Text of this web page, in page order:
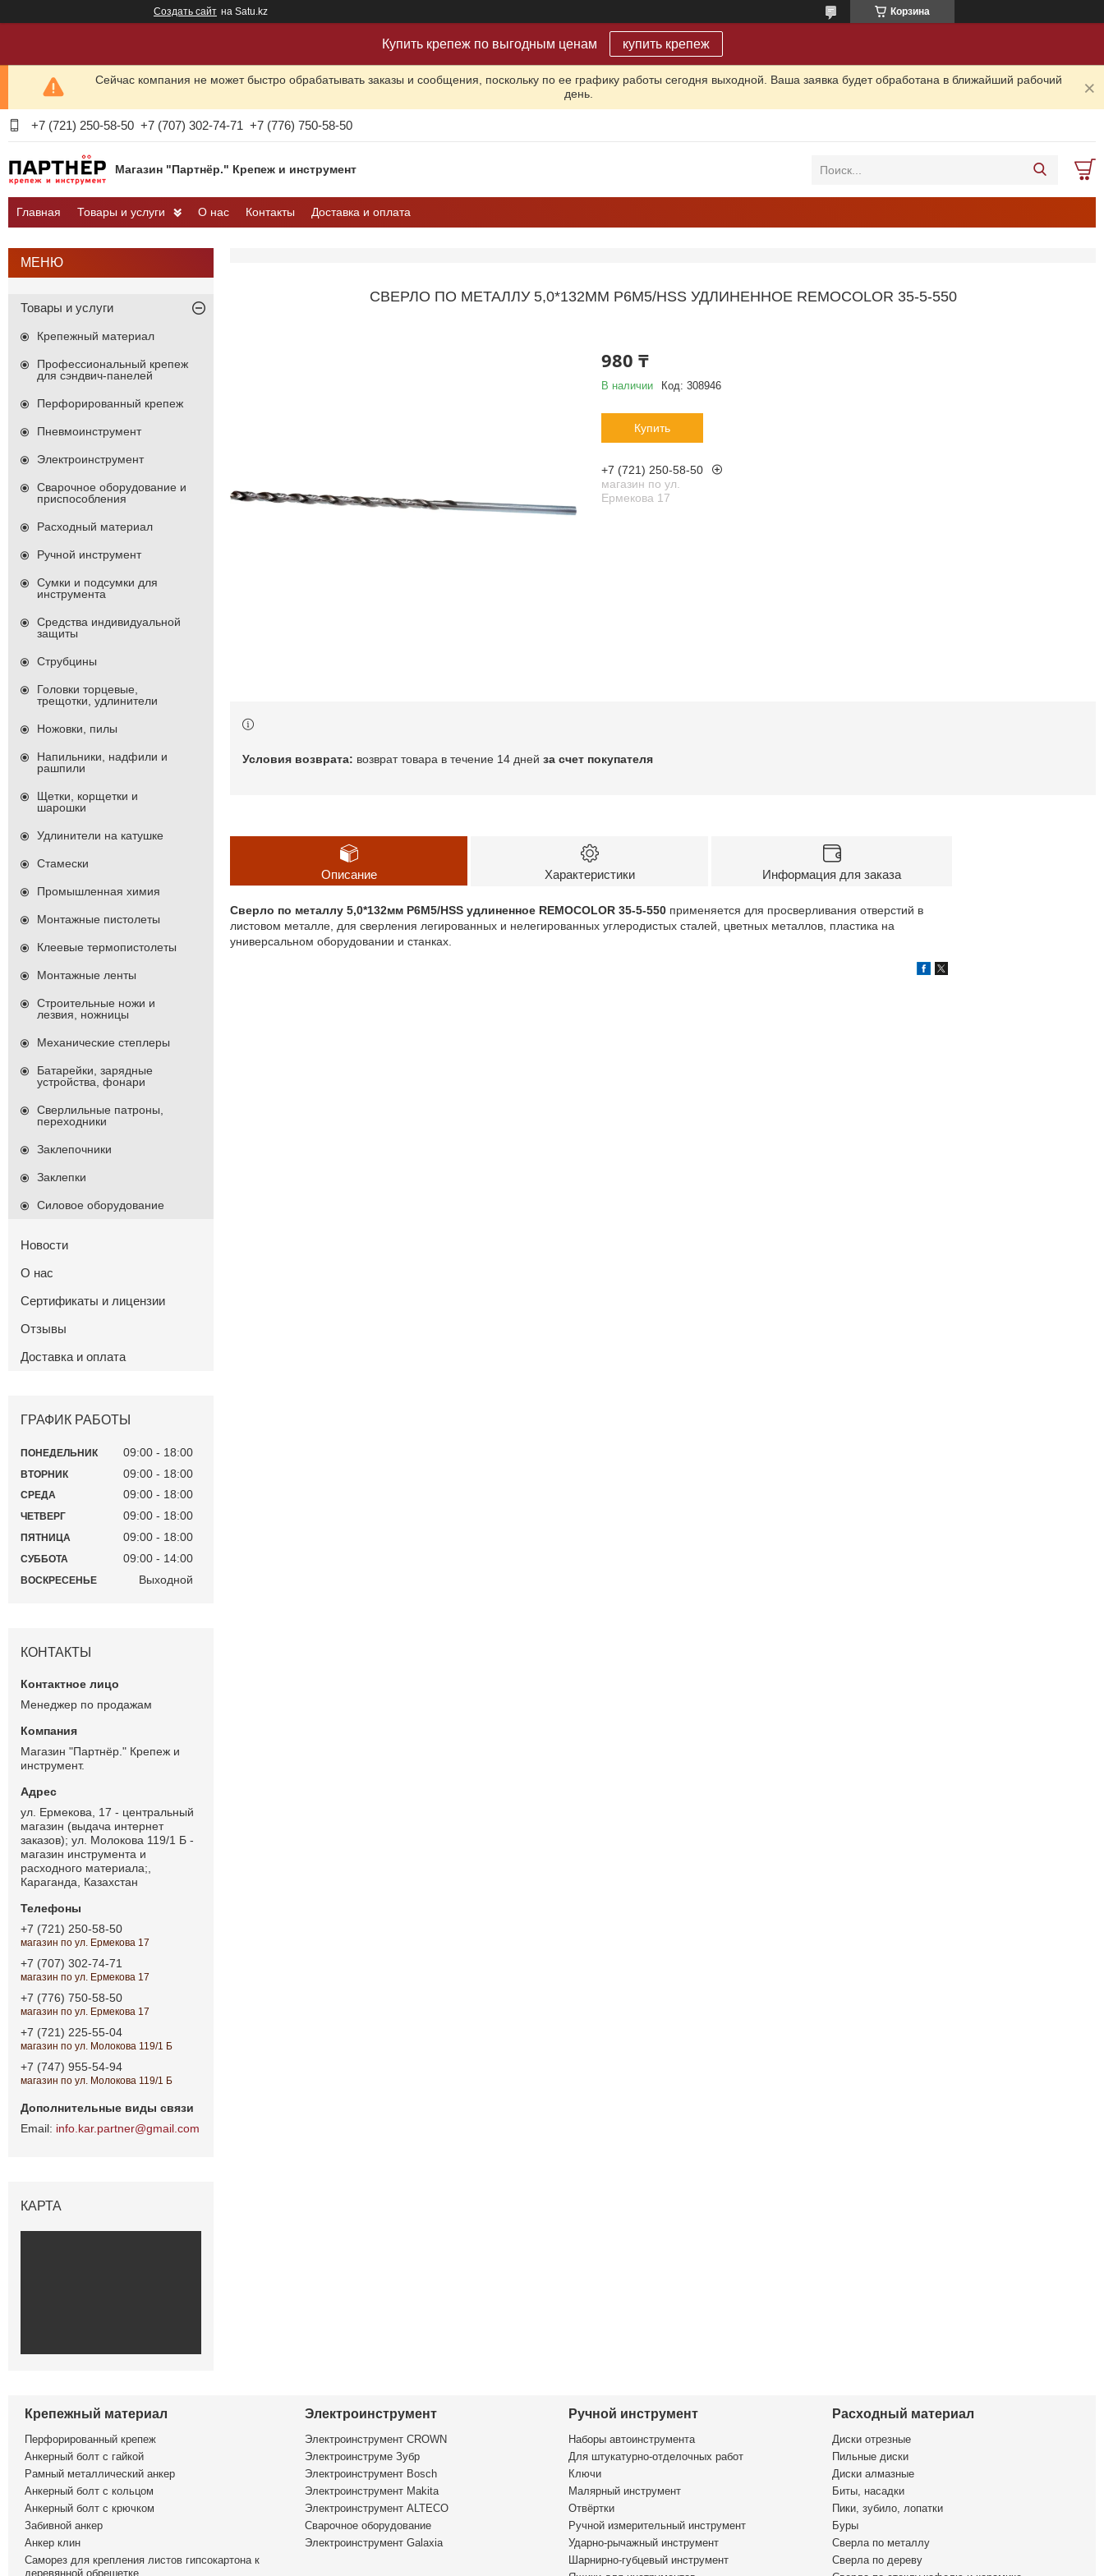
Создать сайт на Satu.kz Корзина
Купить крепеж по выгодным ценам купить крепеж
Сейчас компания не может быстро обрабатывать заказы и сообщения, поскольку по ее графику работы сегодня выходной. Ваша заявка будет обработана в ближайший рабочий
день.
+7 (721) 250-58-50 +7 (707) 302-74-71 +7 (776) 750-58-50
Магазин "Партнёр." Крепеж и инструмент
Главная Товары и услуги О нас Контакты Доставка и оплата
СВЕРЛО ПО МЕТАЛЛУ 5,0*132ММ Р6М5/HSS УДЛИНЕННОЕ REMOCOLOR 35-5-550
980 ₸
В наличии Код: 308946
Купить
+7 (721) 250-58-50
магазин по ул.
Ермекова 17
возврат товара в течение 14 дней за счет покупателя
Описание Характеристики Информация для заказа
Сверло по металлу 5,0*132мм Р6М5/HSS удлиненное REMOCOLOR 35-5-550 применяется для просверливания отверстий в
листовом металле, для сверления легированных и нелегированных углеродистых сталей, цветных металлов, пластика на
универсальном оборудовании и станках.
Товары и услуги
Крепежный материал
Профессиональный крепеж
для сэндвич-панелей
Перфорированный крепеж
Пневмоинструмент
Электроинструмент
Сварочное оборудование и
приспособления
Расходный материал
Ручной инструмент
Сумки и подсумки для
инструмента
Средства индивидуальной
защиты
Струбцины
Головки торцевые,
трещотки, удлинители
Ножовки, пилы
Напильники, надфили и
рашпили
Щетки, корщетки и
шарошки
Удлинители на катушке
Стамески
Промышленная химия
Монтажные пистолеты
Клеевые термопистолеты
Монтажные ленты
Строительные ножи и
лезвия, ножницы
Механические степлеры
Батарейки, зарядные
устройства, фонари
Сверлильные патроны,
переходники
Заклепочники
Заклепки
Силовое оборудование
Новости
О нас
Сертификаты и лицензии
Отзывы
Доставка и оплата
ГРАФИК РАБОТЫ
ПОНЕДЕЛЬНИК 09:00 18:00
ВТОРНИК 09:00 18:00
СРЕДА 09:00 18:00
ЧЕТВЕРГ 09:00 18:00
ПЯТНИЦА 09:00 18:00
СУББОТА 09:00 14:00
ВОСКРЕСЕНЬЕ Выходной
КОНТАКТЫ
Менеджер по продажам
Магазин "Партнёр." Крепеж и
инструмент.
ул. Ермекова, 17 - центральный
магазин (выдача интернет
заказов); ул. Молокова 119/1 Б -
магазин инструмента и
расходного материала;,
Караганда, Казахстан
+7 (721) 250-58-50
магазин по ул. Ермекова 17
+7 (707) 302-74-71
магазин по ул. Ермекова 17
+7 (776) 750-58-50
магазин по ул. Ермекова 17
+7 (721) 225-55-04
магазин по ул. Молокова 119/1 Б
+7 (747) 955-54-94
магазин по ул. Молокова 119/1 Б
info.kar.partner@gmail.com
КАРТА
Крепежный материал
Перфорированный крепеж
Анкерный болт с гайкой
Рамный металлический анкер
Анкерный болт с кольцом
Анкерный болт с крючком
Забивной анкер
Анкер клин
Саморез для крепления листов гипсокартона к
деревянной обрешетке
Электроинструмент
Электроинструмент CROWN
Электроинструме Зубр
Электроинструмент Bosch
Электроинструмент Makita
Электроинструмент ALTECO
Сварочное оборудование
Электроинструмент Galaxia
Ручной инструмент
Наборы автоинструмента
Для штукатурно-отделочных работ
Ключи
Малярный инструмент
Отвёртки
Ручной измерительный инструмент
Ударно-рычажный инструмент
Шарнирно-губцевый инструмент
Расходный материал
Диски отрезные
Пильные диски
Диски алмазные
Биты, насадки
Пики, зубило, лопатки
Буры
Сверла по металлу
Сверла по дереву